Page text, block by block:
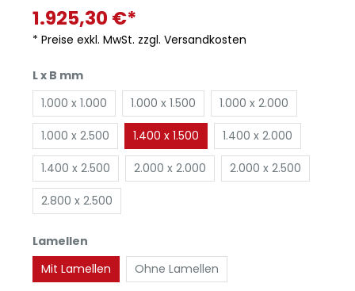
1.925,30 €*
* Preise exkl. MwSt. zzgl. Versandkosten
L x B mm
1.000 x 1.000
1.000 x 1.500 1.000 x 2.000
1.000 x 2.500 1.400 x 1.500 1.400 x 2.000
1.400 x 2.500 2.000 x 2.000 2.000 x 2.500
2.800 x 2.500
Lamellen
Mit Lamellen
Ohne Lamellen